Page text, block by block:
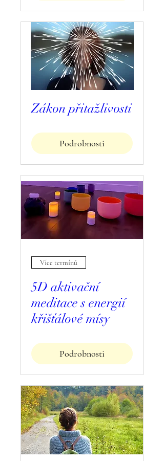
Zákon přitažlivosti
Podrobnosti
Více termínů
5D aktivační
meditace s energií
křišťálové mísy
Podrobnosti